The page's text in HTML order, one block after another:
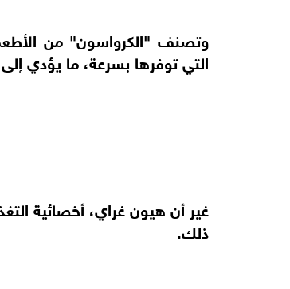
وتصنف "الكرواسون" من
التي توفرها بسرعة، ما يؤدي
غير أن هيون غراي، أخصائية
ذلك.